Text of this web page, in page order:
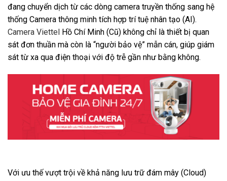
đang chuyển dịch từ các dòng camera truyền thống sang hệ
thống Camera thông minh tích hợp trí tuệ nhân tạo (AI).
Camera Viettel Hồ Chí Minh (Cũ) không chỉ là thiết bị quan
sát đơn thuần mà còn là “người bảo vệ” mẫn cán, giúp giám
sát từ xa qua điện thoại với độ trễ gần như bằng không.
Với ưu thế vượt trội về khả năng lưu trữ đám mây (Cloud)